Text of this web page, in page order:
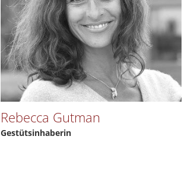
Rebecca Gutman
Gestütsinhaberin